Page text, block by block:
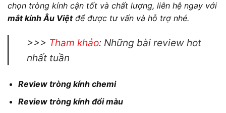
chọn tròng kính cận tốt và chất lượng, liên hệ ngay với
mắt kính Âu Việtđể được tư vấn và hỗ trợ nhé.
>>> Tham khảo: Những bài review hot
nhất tuần
Review tròng kính chemi
Review tròng kính đổi màu